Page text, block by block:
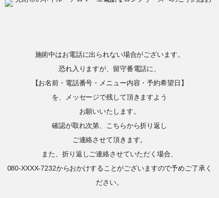
施術中はお電話に出られない場合がございます。
恐れ入りますが、留守番電話に、
【お名前・電話番号・メニュー内容・予約希望日】
を、メッセージで残して頂きますよう
お願いいたします。
確認が取れ次第、こちらから折り返し
ご連絡させて頂きます。
また、折り返しご連絡させていただく場合、
080-XXXX-7232からおかけすることがございますので予めご了承く
ださい。